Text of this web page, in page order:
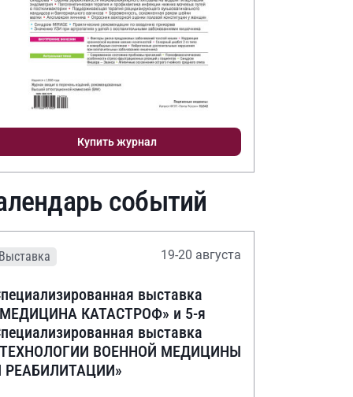
Купить журнал
событий
Выставка 19-20 августа
выставка
КАТАСТРОФ» и 5-я
выставка
ВОЕННОЙ МЕДИЦИНЫ
РЕАБИЛИТАЦИИ»